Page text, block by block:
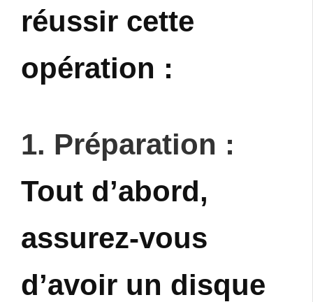
réussir cette
opération :
1. Préparation :
Tout d’abord,
assurez-vous
d’avoir un disque